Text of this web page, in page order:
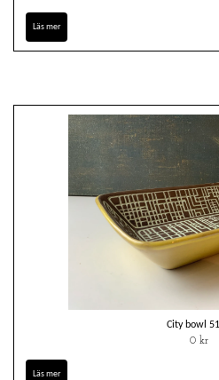
Läs mer
City bowl
0 kr
Läs mer